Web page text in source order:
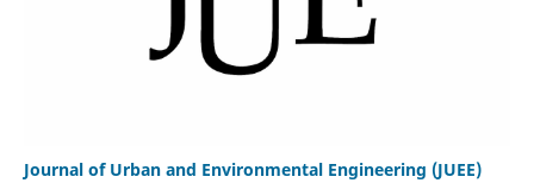
Journal of Urban and Environmental Engineering (JUEE)